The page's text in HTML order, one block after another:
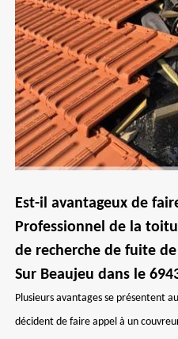
Est-il avantageux de
Professionnel de la
de recherche de fuite
Sur Beaujeu dans le
Plusieurs avantages se présentent
décident de faire appel à un